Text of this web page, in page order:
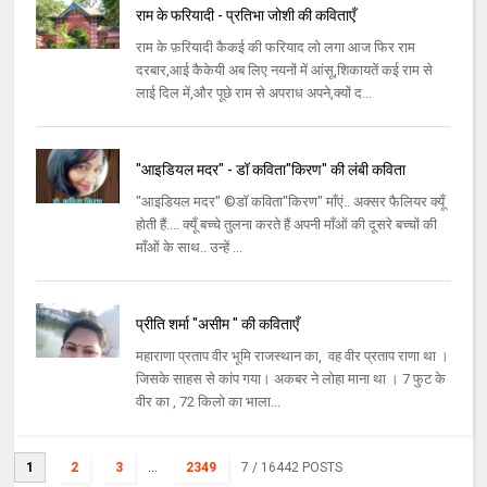
राम के फरियादी - प्रतिभा जोशी की कविताएँ
राम के फ़रियादी कैकई की फरियाद लो लगा आज फिर राम
दरबार,आई कैकेयी अब लिए नयनों में आंसू,शिकायतें कई राम से
लाई दिल में,और पूछे राम से अपराध अपने,क्यों द...
"आइडियल मदर" - डॉ कविता"किरण" की लंबी कविता
"आइडियल मदर" ©डॉ कविता"किरण" माँएं.. अक्सर फैलियर क्यूँ
होती हैं.... क्यूँ बच्चे तुलना करते हैं अपनी माँओं की दूसरे बच्चों की
माँओं के साथ.. उन्हें ...
प्रीति शर्मा "असीम " की कविताएँ
महाराणा प्रताप वीर भूमि राजस्थान का, वह वीर प्रताप राणा था ।
जिसके साहस से कांप गया। अकबर ने लोहा माना था । 7 फुट के
वीर का , 72 किलो का भाला...
1 2 3 ... 2349 7 / 16442 POSTS